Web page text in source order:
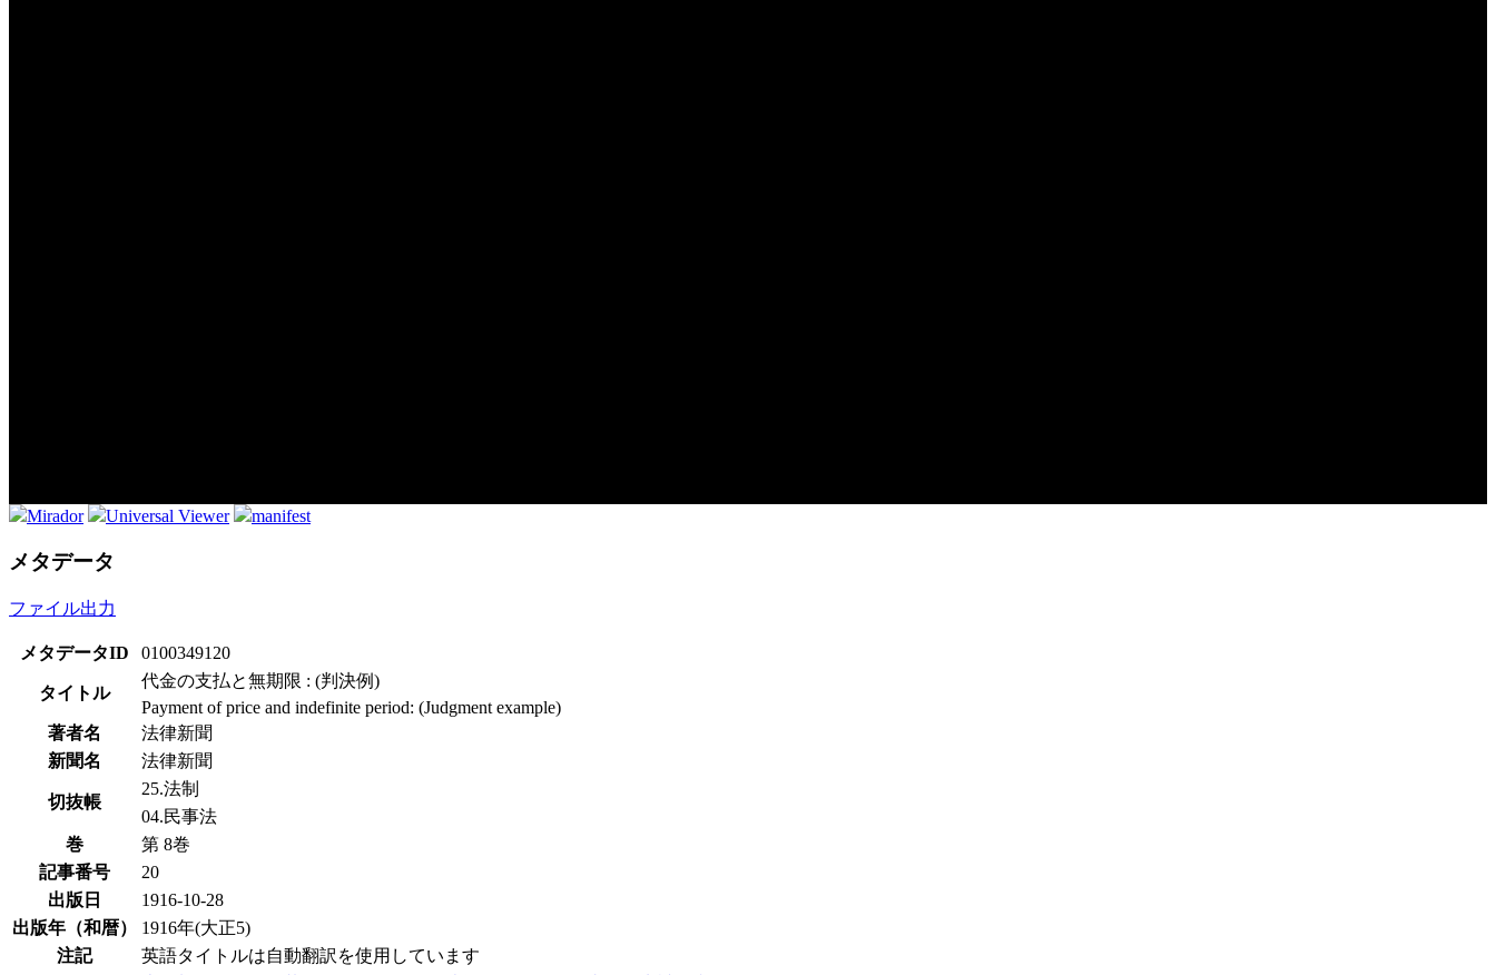
Mirador Universal Viewer manifest
メタデータ
ファイル出力
メタデータID 0100349120
タイトル
代金の支払と無期限 : (判決例)
Payment of price and indefinite period: (Judgment example)
著者名
法律新聞
新聞名
法律新聞
切抜帳
25.法制
04.民事法
巻
第 8巻
記事番号
20
出版日
1916-10-28
出版年（和暦）
1916年(大正5)
注記
英語タイトルは自動翻訳を使用しています